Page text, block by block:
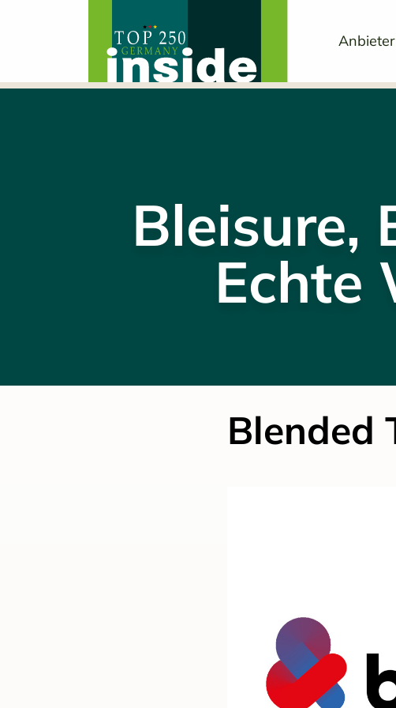
Anbieter
Bleisure,
Echte
Blended